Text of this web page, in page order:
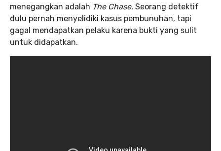
menegangkan adalah The Chase. Seorang detektif
dulu pernah menyelidiki kasus pembunuhan, tapi
gagal mendapatkan pelaku karena bukti yang sulit
untuk didapatkan.